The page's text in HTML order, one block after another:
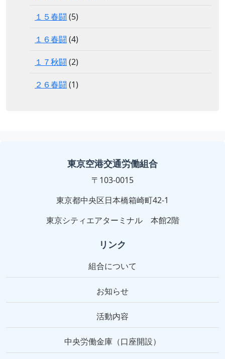
１５春闘 (5)
１６春闘 (4)
１７秋闘 (2)
２６春闘 (1)
東京空港交通労働組合
〒103-0015
東京都中央区日本橋箱崎町42-1
東京シティエアターミナル 本館2階
リンク
組合について
お知らせ
活動内容
中央労働金庫（口座開設）